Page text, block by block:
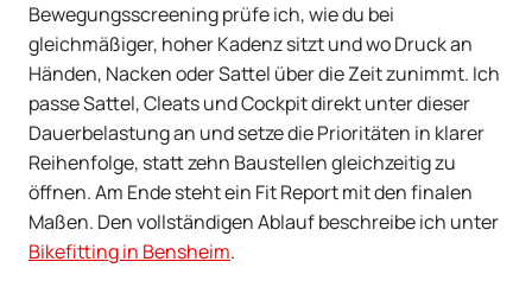
Bewegungsscreening prüfe ich, wie du bei
gleichmäßiger, hoher Kadenz sitzt und wo Druck an
Händen, Nacken oder Sattel über die Zeit zunimmt. Ich
passe Sattel, Cleats und Cockpit direkt unter dieser
Dauerbelastung an und setze die Prioritäten in klarer
Reihenfolge, statt zehn Baustellen gleichzeitig zu
öffnen. Am Ende steht ein Fit Report mit den finalen
Maßen. Den vollständigen Ablauf beschreibe ich unter
Bikefitting in Bensheim.